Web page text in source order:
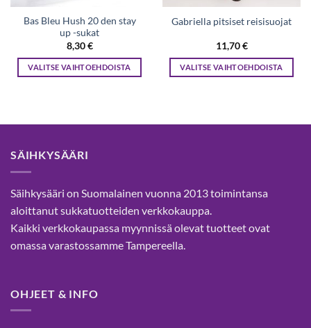
Bas Bleu Hush 20 den stay
up -sukat
8,30€
VALITSE VAIHTOEHDOISTA
useampi
Voit
tuotteen
sivulla.
Gabriella pitsiset reisisuojat
11,70€
VALITSE VAIHTOEHDOISTA
useampi
tuotteen
SÄIHKYSÄÄRI
Säihkysääri on Suomalainen vuonna 2013 toimintansa
aloittanut sukkatuotteiden verkkokauppa.
Kaikki verkkokaupassa myynnissä olevat tuotteet ovat
omassa varastossamme Tampereella.
OHJEET & INFO